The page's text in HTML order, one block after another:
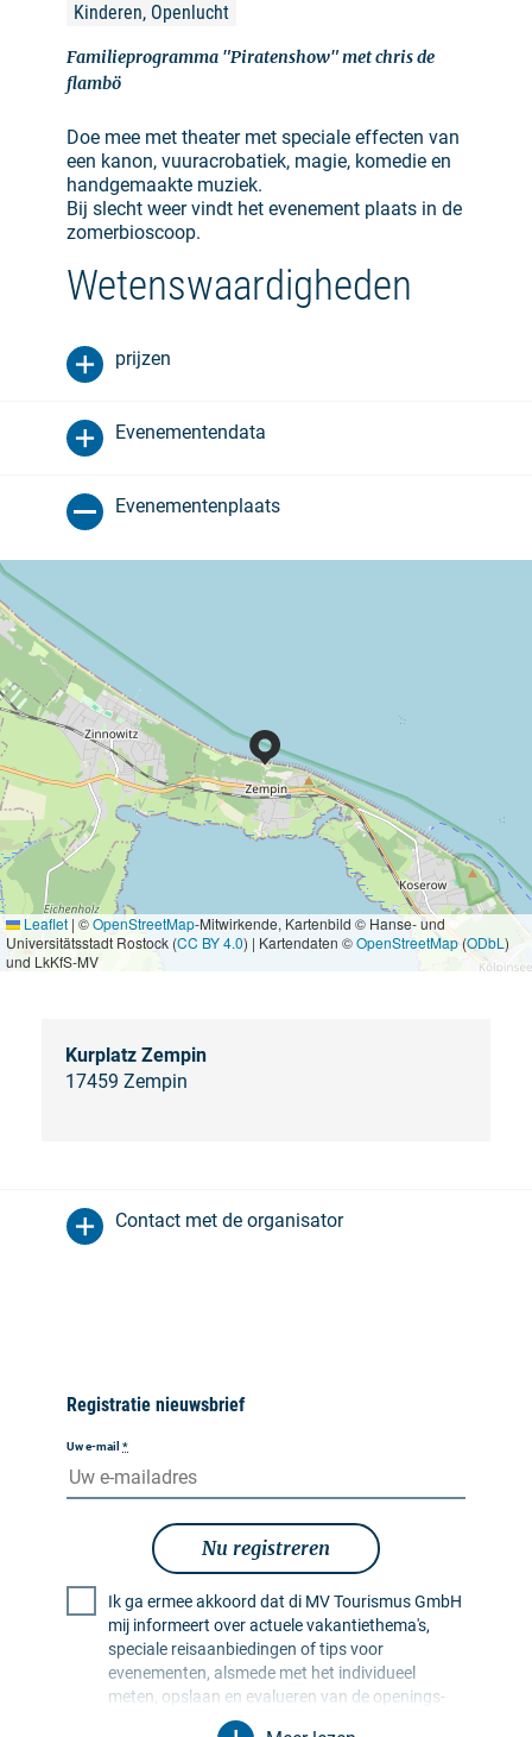
Kinderen, Openlucht
Familieprogramma "Piratenshow" met chris de
flambö
Doe mee met theater met speciale effecten van
een kanon, vuuracrobatiek, magie, komedie en
handgemaakte muziek.
Bij slecht weer vindt het evenement plaats in de
zomerbioscoop.
Wetenswaardigheden
prijzen
Evenementendata
Evenementenplaats
Leaflet | ©OpenStreetMap-Mitwirkende, Kartenbild © Hanse- und
Universitätsstadt Rostock (CC BY 4.0) | Kartendaten ©OpenStreetMap(ODbL )
und LkKfS-MV
Kurplatz Zempin
17459 Zempin
Contact met de organisator
Registratie nieuwsbrief
Uw e-mail *
Nu registreren
Ik ga ermee akkoord dat di MV Tourismus GmbH
mij informeert over actuele vakantiethema's,
speciale reisaanbiedingen of tips voor
evenementen, alsmede met het individueel
meten, opslaan en evalueren van de openings-
en klikfrequentie in ontvangerprofielen ten